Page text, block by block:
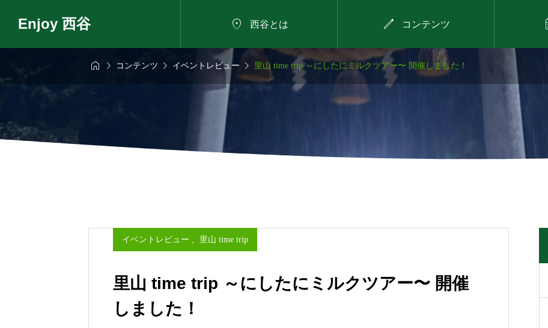
Enjoy 西谷  西谷とは  コンテンツ
2026年8月9日
自然の家で夏祭り！～
きもだめしと小さな縁
日～
2026年8月11日

  コンテンツ  イベントレビュー  里山 time trip ～にしたにミルクツアー〜 開催しました！
イベントレビュー , 里山 time trip
里山 time trip ～にしたにミルクツアー〜 開催
しました！